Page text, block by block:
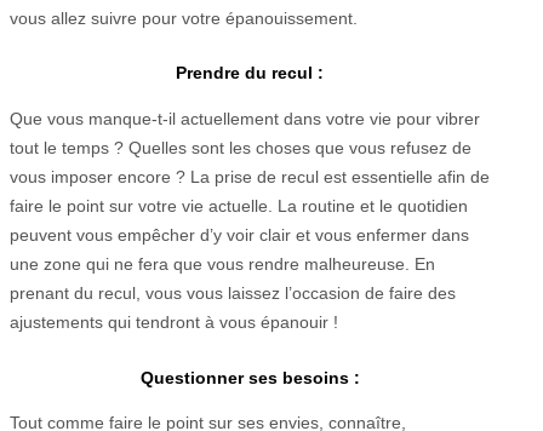
vous allez suivre pour votre épanouissement.
Prendre du recul :
Que vous manque-t-il actuellement dans votre vie pour vibrer
tout le temps ? Quelles sont les choses que vous refusez de
vous imposer encore ? La prise de recul est essentielle afin de
faire le point sur votre vie actuelle. La routine et le quotidien
peuvent vous empêcher d’y voir clair et vous enfermer dans
une zone qui ne fera que vous rendre malheureuse. En
prenant du recul, vous vous laissez l’occasion de faire des
ajustements qui tendront à vous épanouir !
Questionner ses besoins :
Tout comme faire le point sur ses envies, connaître,